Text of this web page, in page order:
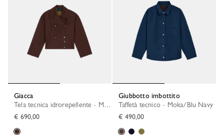
Giacca
Tela tecnica idrorepellente - Moka
€ 690,00
Giubbotto imbottito
Taffetà tecnico - Moka/Blu Navy
€ 490,00